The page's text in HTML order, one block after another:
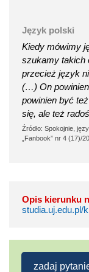
Język polski
Kiedy mówimy
szukamy takich
przecież język
(…) On powinien
powinien być
się, ale też
Źródło: Spokojnie,
„Fanbook” nr 4 (17)/
Opis kierunku
studia.uj.edu.pl/
zadaj